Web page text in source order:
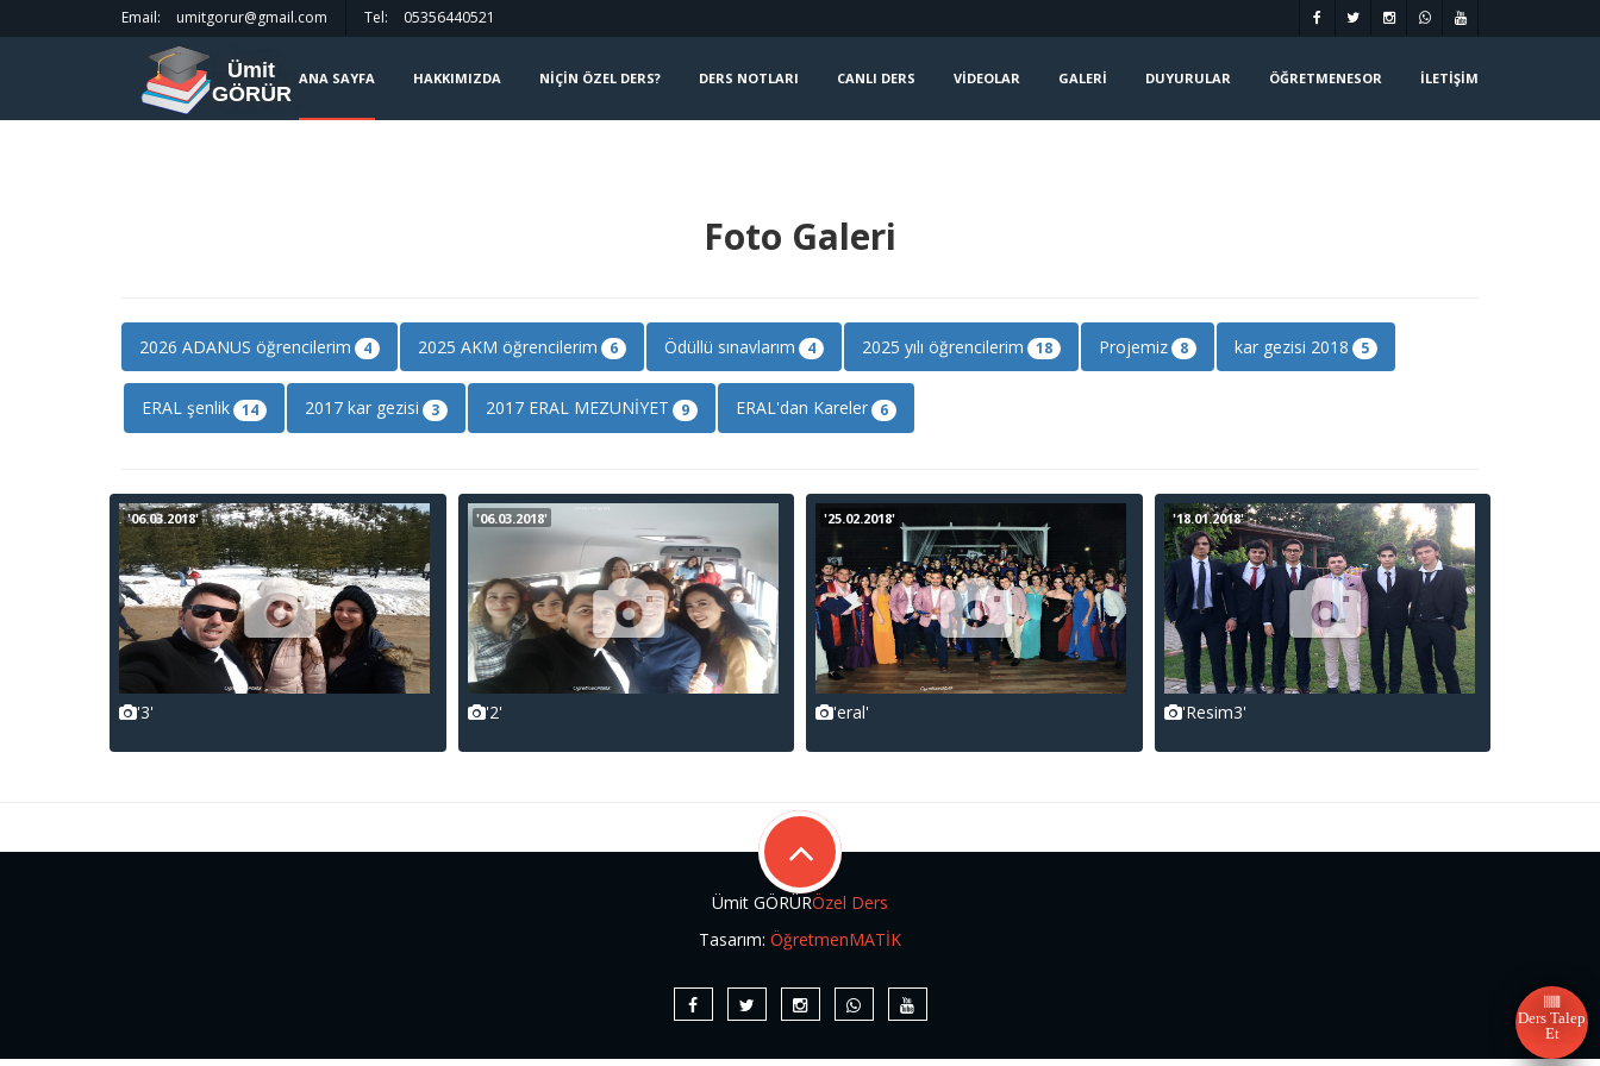
Ders Talep
Et
Email: umitgorur@gmail.com Tel: 05356440521
Ümit
GÖRÜR
ANA SAYFA HAKKIMIZDA NIÇIN ÖZEL DERS? DERS NOTLARI CANLI DERS VIDEOLAR GALERI DUYURULAR ÖĞRETMENESOR İLETIŞIM
Foto Galeri
2026 ADANUS öğrencilerim 4 2025 AKM öğrencilerim 6 Ödüllü sınavlarım 4 2025 yılı öğrencilerim 18 Projemiz 8 kar gezisi 2018 5
ERAL şenlik 14 2017 kar gezisi 3 2017 ERAL MEZUNİYET 9 ERAL'dan Kareler 6
'3'
'06.03.2018'
'2'
'06.03.2018'
'eral'
'25.02.2018'
'Resim3'
'18.01.2018'
Ümit GÖRÜRÖzel Ders
Tasarım: ÖğretmenMATİK